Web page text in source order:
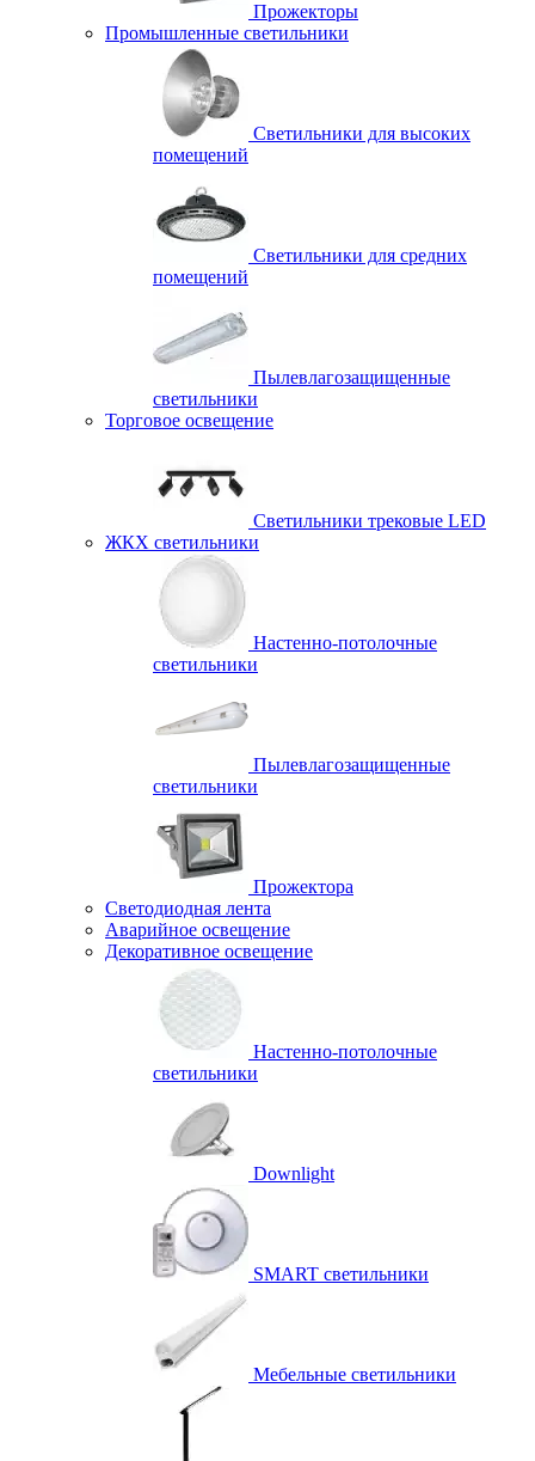
Прожекторы
Промышленные светильники
Светильники для высоких
помещений
Светильники для средних
помещений
Пылевлагозащищенные
светильники
Торговое освещение
Светильники трековые LED
ЖКХ светильники
Настенно-потолочные
светильники
Пылевлагозащищенные
светильники
Прожектора
Светодиодная лента
Аварийное освещение
Декоративное освещение
Настенно-потолочные
светильники
Downlight
SMART светильники
Мебельные светильники